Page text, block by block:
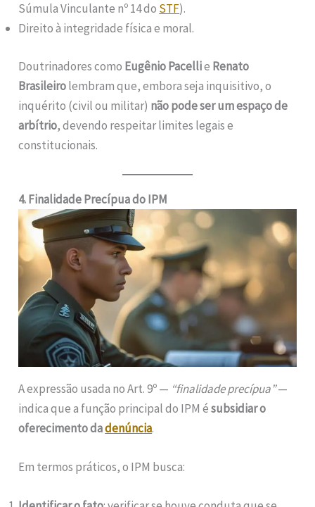
Súmula Vinculante nº 14 do STF).
Direito à integridade física e moral.
Doutrinadores como Eugênio Pacellie Renato
Brasileirolembram que, embora seja inquisitivo, o
inquérito (civil ou militar) não pode ser um espaço de
arbítrio, devendo respeitar limites legais e
constitucionais.
4. Finalidade Precípua do IPM
A expressão usada no Art. 9º — “finalidade precípua”—
indica que a função principal do IPM ésubsidiar o
oferecimento dadenúncia.
Em termos práticos, o IPM busca: